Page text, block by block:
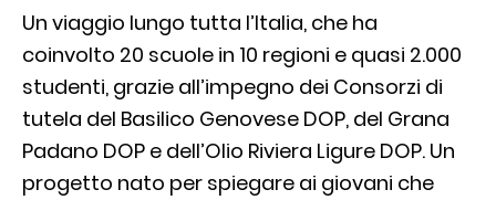
Un viaggio lungo tutta l’Italia, che ha
coinvolto 20 scuole in 10 regioni e quasi 2.000
studenti, grazie all’impegno dei Consorzi di
tutela del Basilico Genovese DOP, del Grana
Padano DOP e dell’Olio Riviera Ligure DOP. Un
progetto nato per spiegare ai giovani che